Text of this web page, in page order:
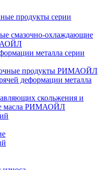
продукты серии
смазочно-охлаждающие
металла серии
продукты РИМАОЙЛ
деформации металла
скольжения и
масла РИМАОЙЛ